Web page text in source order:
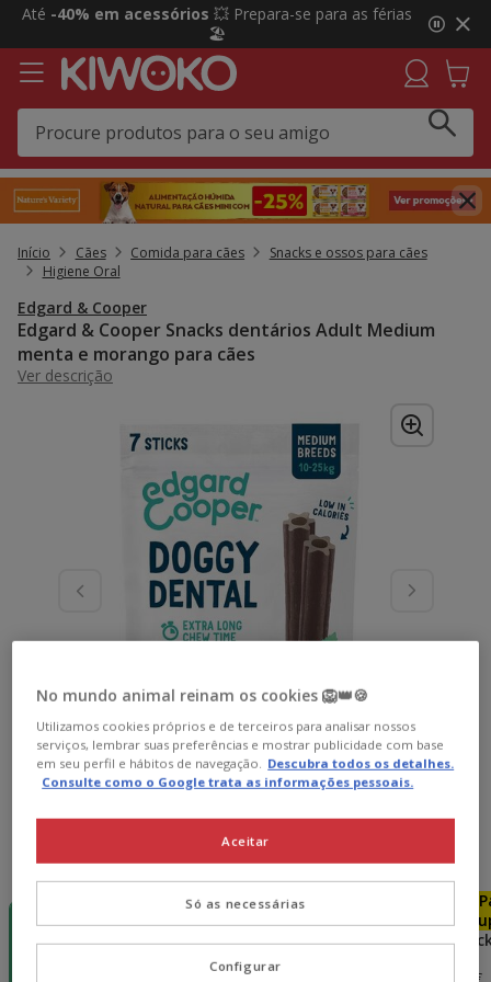
2
3,
mensagem,
Até -40% em acessórios 💥 Prepara-se para as férias
🏖️
Início Cães Comida para cães
Snacks e ossos para cães
Higiene Oral
Edgard & Cooper
Edgard & Cooper Snacks dentários Adult Medium
menta e morango para cães
Ver descrição
Quantidades:7 sticks
7 sticks 14 sticks
Pack
28 sticks 42
No mundo animal reinam os cookies 🦁👑🍪
Utilizamos cookies próprios e de terceiros para analisar nossos
serviços, lembrar suas preferências e mostrar publicidade com base
em seu perfil e hábitos de navegação. Descubra todos os detalhes.
Consulte como o Google trata as informações pessoais.
Só as necessárias
Aceitar
Configurar